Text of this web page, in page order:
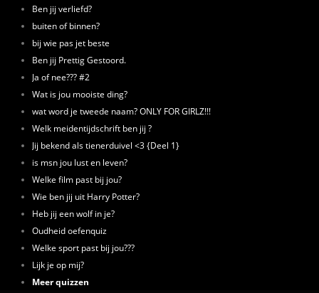
Ben jij verliefd?
buiten of binnen?
bij wie pas jet beste
Ben jij Prettig Gestoord.
Ja of nee??? #2
Wat is jou mooiste ding?
wat word je tweede naam? ONLY FOR GIRLZ!!!
Welk meidentijdschrift ben jij ?
Jij bekend als tienerduivel <3 {Deel 1}
is msn jou lust en leven?
Welke film past bij jou?
Wie ben jij uit Harry Potter?
Heb jij een wolf in je?
Oudheid oefenquiz
Welke sport past bij jou???
Lijk je op mij?
Meer quizzen